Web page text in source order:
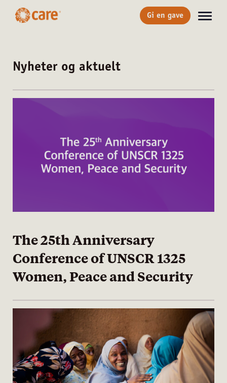
Gi en gave
Nyheter og aktuelt
The 25th Anniversary
Conference of UNSCR 1325
Women, Peace and Security